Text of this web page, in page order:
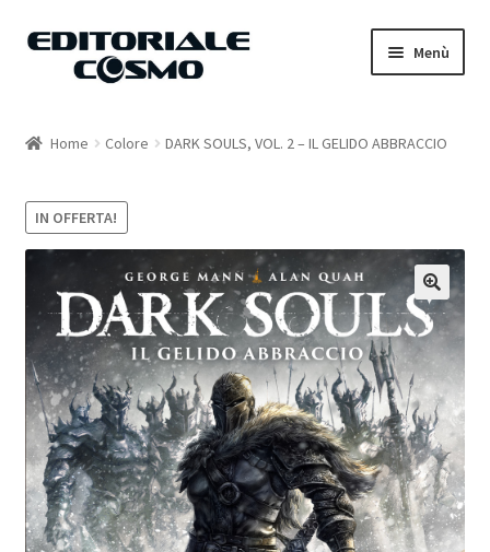
Vai
Vai
Menù
Carrello
Il mio account
Home Colore DARK SOULS, VOL. 2 – IL GELIDO ABBRACCIO
IN OFFERTA!